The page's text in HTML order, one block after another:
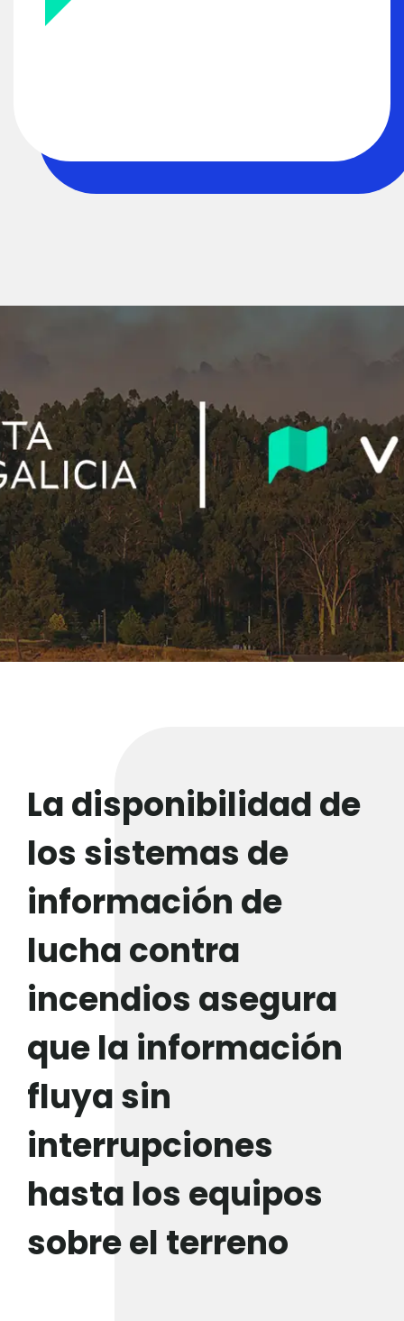
La disponibilidad de
los sistemas de
información de
lucha contra
incendios asegura
que la información
fluya sin
interrupciones
hasta los equipos
sobre el terreno